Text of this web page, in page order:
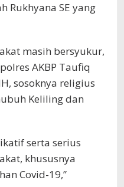
Rukhyana SE yang
masih bersyukur,
AKBP Taufiq
sosoknya religius
Keliling dan
serta serius
khususnya
Covid-19,”